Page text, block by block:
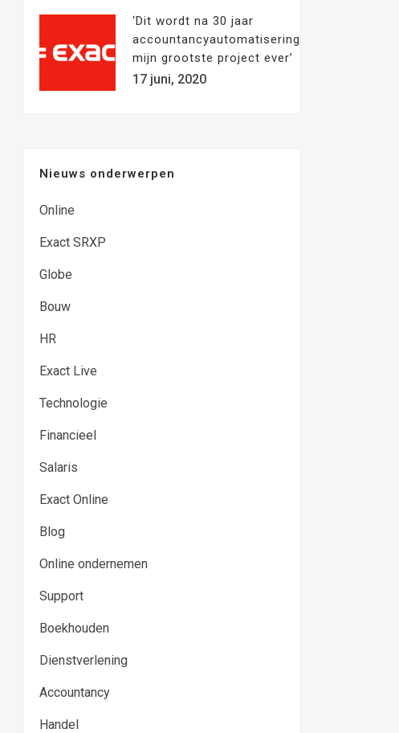
‘Dit wordt na 30 jaar
accountancyautomatisering
mijn grootste project ever’
17 juni, 2020
Nieuws onderwerpen
Online
Exact SRXP
Globe
Bouw
HR
Exact Live
Technologie
Financieel
Salaris
Exact Online
Blog
Online ondernemen
Support
Boekhouden
Dienstverlening
Accountancy
Handel